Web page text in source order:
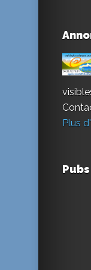
Plus
Pubs